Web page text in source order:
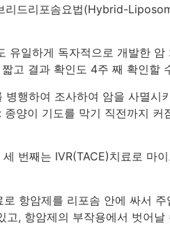
드리포솜요법(Hybrid-
일하게 독자적으로 개발한
고 결과 확인도 4주 째 확인할
행하여 조사하여 암을 사멸
양이 기도를 막기 직전까지
번째는 IVR(TACE)치료로 마
항암제를 리포솜 안에 싸서
, 항암제의 부작용에서 벗어